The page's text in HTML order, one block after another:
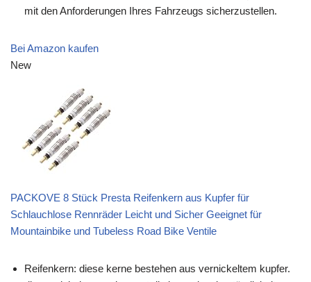
mit den Anforderungen Ihres Fahrzeugs sicherzustellen.
Bei Amazon kaufen
New
PACKOVE 8 Stück Presta Reifenkern aus Kupfer für
Schlauchlose Rennräder Leicht und Sicher Geeignet für
Mountainbike und Tubeless Road Bike Ventile
Reifenkern: diese kerne bestehen aus vernickeltem kupfer.